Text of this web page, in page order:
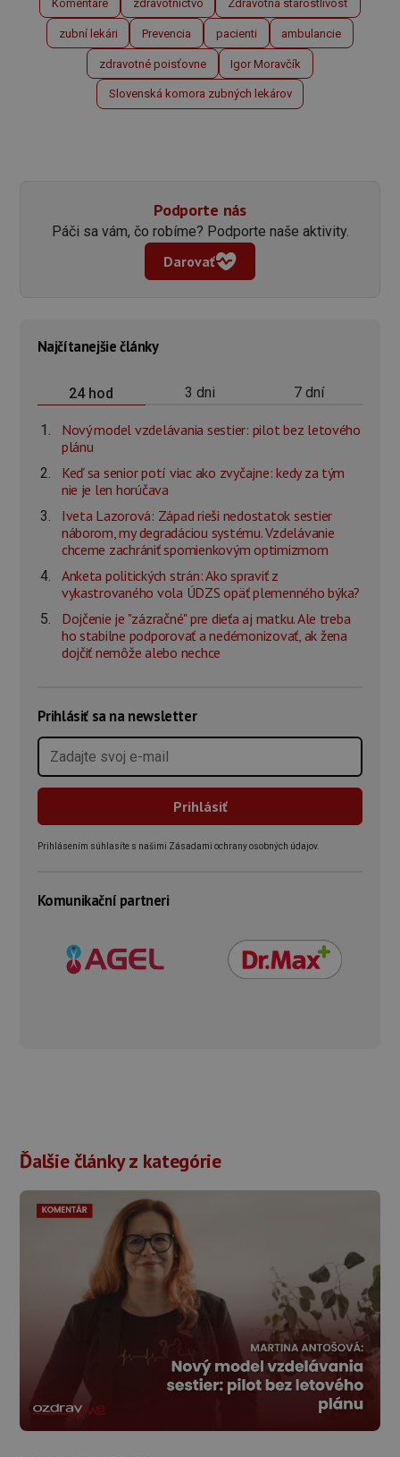
Komentáre zdravotníctvo Zdravotná starostlivosť
zubní lekári Prevencia pacienti ambulancie
zdravotné poisťovne Igor Moravčík
Slovenská komora zubných lekárov
Podporte nás
Páči sa vám, čo robíme? Podporte naše aktivity.
Darovať
Najčítanejšie články
24 hod 3 dni 7 dní
Nový model vzdelávania sestier: pilot bez letového
plánu
Keď sa senior potí viac ako zvyčajne: kedy za tým
nie je len horúčava
Iveta Lazorová: Západ rieši nedostatok sestier
náborom, my degradáciou systému. Vzdelávanie
chceme zachrániť spomienkovým optimizmom
Anketa politických strán: Ako spraviť z
vykastrovaného vola ÚDZS opäť plemenného býka?
Dojčenie je "zázračné" pre dieťa aj matku. Ale treba
ho stabilne podporovať a nedémonizovať, ak žena
dojčiť nemôže alebo nechce
Prihlásiť sa na newsletter
Prihlásením súhlasíte s našimi Zásadami ochrany osobných údajov.
Komunikační partneri
Ďalšie články z kategórie